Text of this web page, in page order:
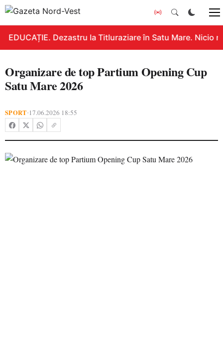
EDUCAȚIE. Dezastru la Titluraziare în Satu Mare. Nicio
Organizare de top Partium Opening Cup
Satu Mare 2026
SPORT•17.06.2026 18:55